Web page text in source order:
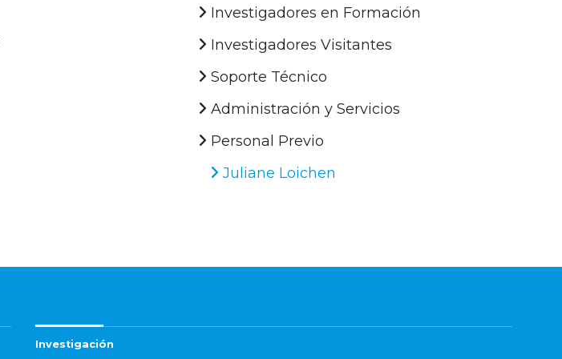
Investigadores en Formación
Investigadores Visitantes
Soporte Técnico
Administración y Servicios
Personal Previo
Juliane Loichen
Investigación